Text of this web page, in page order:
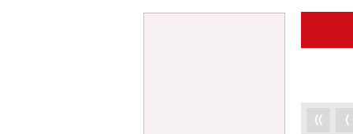
⟨⟨ ⟨